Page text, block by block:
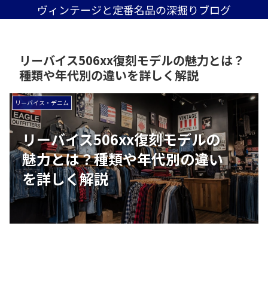
ヴィンテージと定番名品の深掘りブログ
リーバイス506xx復刻モデルの魅力とは？
種類や年代別の違いを詳しく解説
リーバイス506xx復刻モデルの
魅力とは？種類や年代別の違い
を詳しく解説
リーバイス・デニム